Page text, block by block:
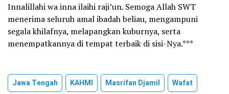
Innalillahi wa inna ilaihi raji’un. Semoga Allah SWT
menerima seluruh amal ibadah beliau, mengampuni
segala khilafnya, melapangkan kuburnya, serta
menempatkannya di tempat terbaik di sisi-Nya.***
Jawa Tengah KAHMI Masrifan Djamil Wafat